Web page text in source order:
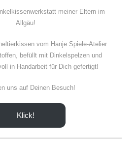
meiner Eltern im
Allgäu!
vom Hanje Spiele-Atelier
befüllt mit Dinkelspelzen und
in Handarbeit für Dich gefertigt!
uns auf Deinen Besuch!
Klick!